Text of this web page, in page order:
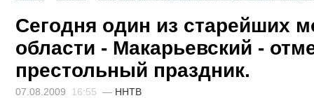
Сегодня один из старейших
области - Макарьевский -
престольный праздник.
07.08.2009 16:55 — ННТВ